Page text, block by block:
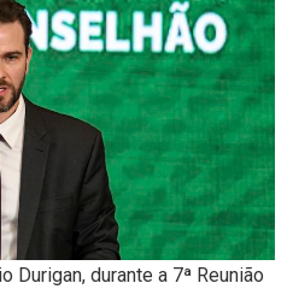
Durigan, durante a 7ª Reunião